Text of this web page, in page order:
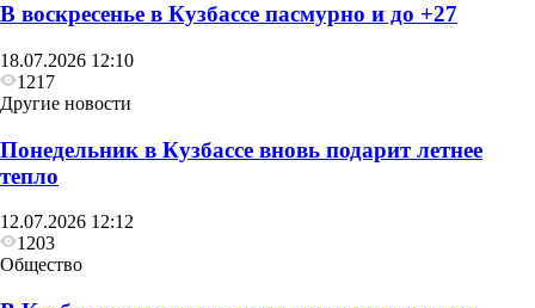
В воскресенье в Кузбассе пасмурно и до +27
18.07.2026 12:10
1217
Другие новости
Понедельник в Кузбассе вновь подарит летнее
тепло
12.07.2026 12:12
1203
Общество